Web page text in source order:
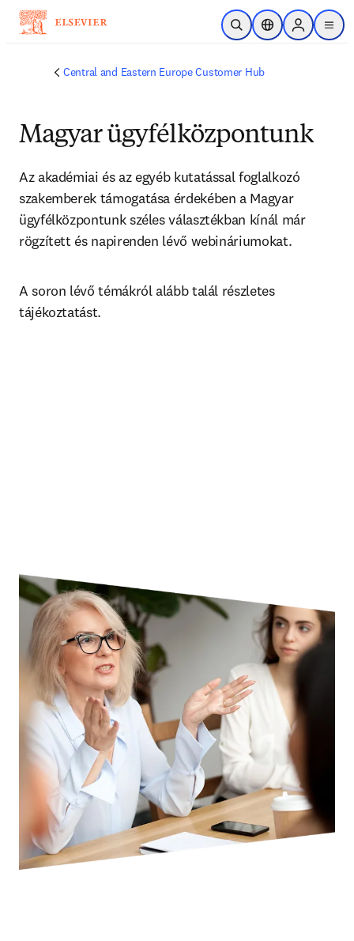
Skip to main content
Open SearchLocation Selector
Sign in to
menu
Central and Eastern Europe Customer Hub
Magyar ügyfélközpontunk
Az akadémiai és az egyéb kutatással foglalkozó
szakemberek támogatása érdekében a Magyar
ügyfélközpontunk széles választékban kínál már
rögzített és napirenden lévő webináriumokat.
A soron lévő témákról alább talál részletes
tájékoztatást.